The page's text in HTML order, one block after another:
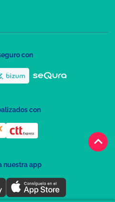
keyboard_arrow_up
con
con
nuestra app